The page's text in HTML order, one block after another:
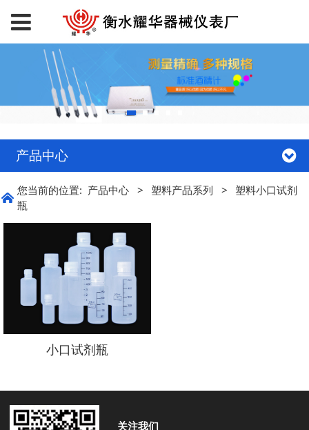
产品中心
您当前的位置: 产品中心 > 塑料产品系列 >
塑料小口试剂
瓶
小口试剂瓶
关注我们